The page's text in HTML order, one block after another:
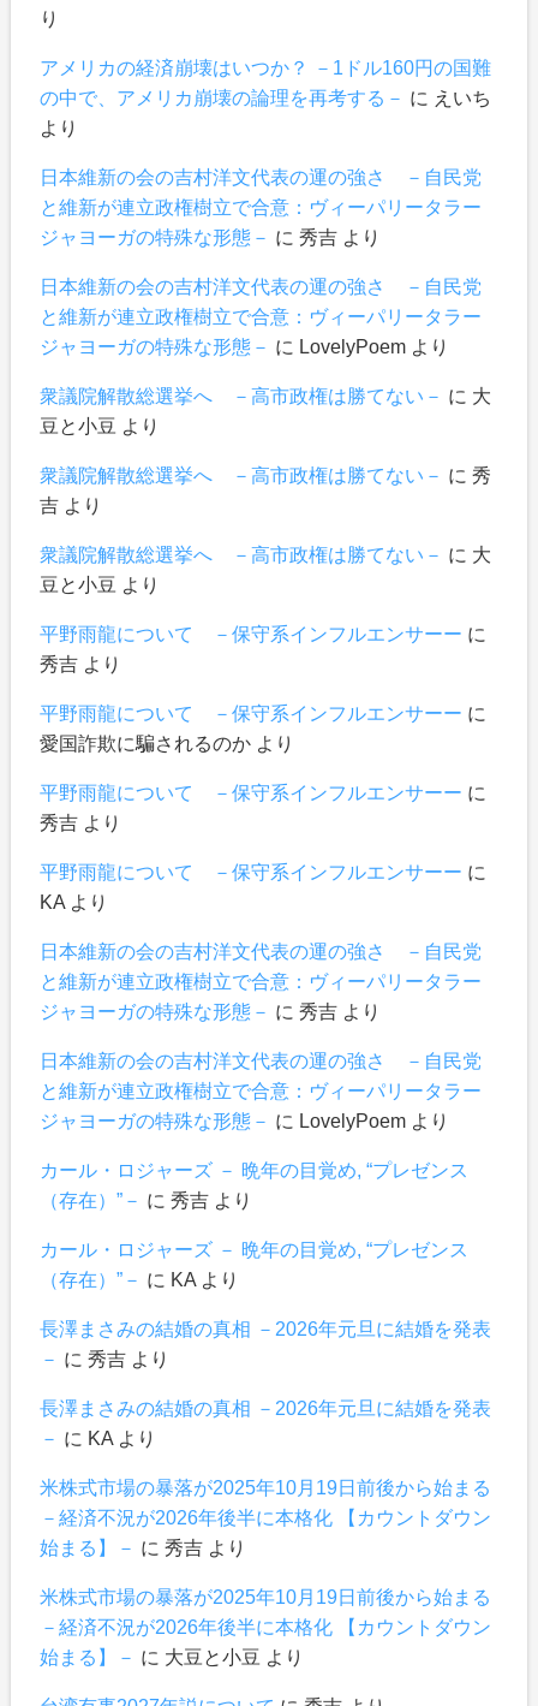
り
アメリカの経済崩壊はいつか？ －1ドル160円の国難
の中で、アメリカ崩壊の論理を再考する－ に えいち
より
日本維新の会の吉村洋文代表の運の強さ －自民党
と維新が連立政権樹立で合意：ヴィーパリータラー
ジャヨーガの特殊な形態－ に 秀吉より
日本維新の会の吉村洋文代表の運の強さ －自民党
と維新が連立政権樹立で合意：ヴィーパリータラー
ジャヨーガの特殊な形態－ に LovelyPoemより
衆議院解散総選挙へ －高市政権は勝てない－ に 大
豆と小豆 より
衆議院解散総選挙へ －高市政権は勝てない－ に 秀
吉より
衆議院解散総選挙へ －高市政権は勝てない－ に 大
豆と小豆 より
平野雨龍について －保守系インフルエンサーー に
秀吉より
平野雨龍について －保守系インフルエンサーー に
愛国詐欺に騙されるのかより
平野雨龍について －保守系インフルエンサーー に
秀吉より
平野雨龍について －保守系インフルエンサーー に
KAより
日本維新の会の吉村洋文代表の運の強さ －自民党
と維新が連立政権樹立で合意：ヴィーパリータラー
ジャヨーガの特殊な形態－ に 秀吉より
日本維新の会の吉村洋文代表の運の強さ －自民党
と維新が連立政権樹立で合意：ヴィーパリータラー
ジャヨーガの特殊な形態－ に LovelyPoemより
カール・ロジャーズ － 晩年の目覚め, “プレゼンス
（存在）”－ に 秀吉より
カール・ロジャーズ － 晩年の目覚め, “プレゼンス
（存在）”－ に KAより
長澤まさみの結婚の真相 －2026年元旦に結婚を発表
－ に 秀吉より
長澤まさみの結婚の真相 －2026年元旦に結婚を発表
－ に KAより
米株式市場の暴落が2025年10月19日前後から始まる
－経済不況が2026年後半に本格化 【カウントダウン
始まる】－ に 秀吉より
米株式市場の暴落が2025年10月19日前後から始まる
－経済不況が2026年後半に本格化 【カウントダウン
始まる】－ に 大豆と小豆 より